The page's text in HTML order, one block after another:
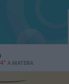
A MATERA